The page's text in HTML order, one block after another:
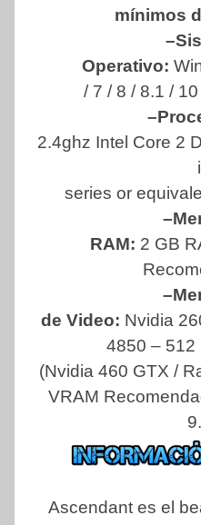
mínimos
Operativo:
/ 7 / 8 / 8.1 /
2.4ghz Intel Core 2
series or
RAM: 2 GB
de Video: Nvidia
4850 – 512
(Nvidia 460 GTX /
VRAM
Ascendant es el